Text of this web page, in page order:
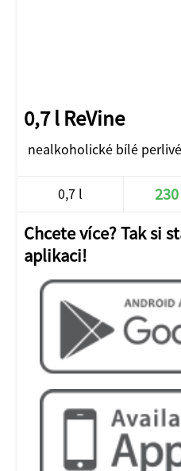
0,7 l ReVine
nealkoholické bílé
0,7 l
Chcete více? Tak si
aplikaci!